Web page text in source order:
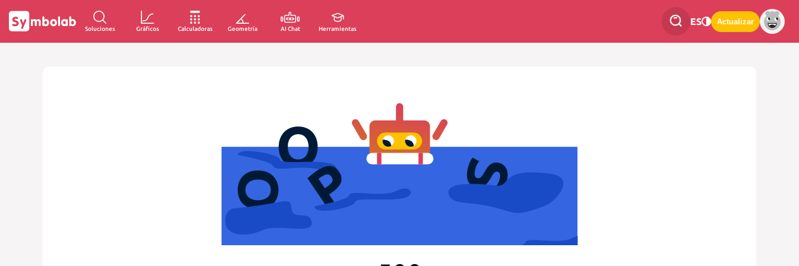
Soluciones Gráficos Calculadoras Geometría AI Chat Herramientas
ES Actualizar